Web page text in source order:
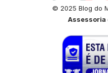
© 2025 Blog do
Assessoria